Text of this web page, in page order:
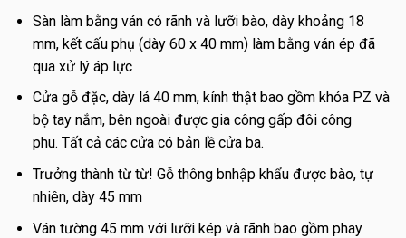
Sàn làm bằng ván có rãnh và lưỡi bào, dày khoảng 18
mm, kết cấu phụ (dày 60 x 40 mm) làm bằng ván ép đã
qua xử lý áp lực
Cửa gỗ đặc, dày lá 40 mm, kính thật bao gồm khóa PZ và
bộ tay nắm, bên ngoài được gia công gấp đôi công
phu. Tất cả các cửa có bản lề cửa ba.
Trưởng thành từ từ! Gỗ thông bnhập khẩu được bào, tự
nhiên, dày 45 mm
Ván tường 45 mm với lưỡi kép và rãnh bao gồm phay